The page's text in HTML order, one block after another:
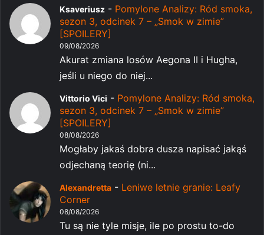
Ksaveriusz - Pomylone Analizy: Ród smoka,
sezon 3, odcinek 7 – „Smok w zimie”
[SPOILERY]
09/08/2026
Akurat zmiana losów Aegona II i Hugha,
jeśli u niego do niej...
Vittorio Vici - Pomylone Analizy: Ród smoka,
sezon 3, odcinek 7 – „Smok w zimie”
[SPOILERY]
08/08/2026
Mogłaby jakaś dobra dusza napisać jakąś
odjechaną teorię (ni...
Alexandretta - Leniwe letnie granie: Leafy
Corner
08/08/2026
Tu są nie tyle misje, ile po prostu to-do